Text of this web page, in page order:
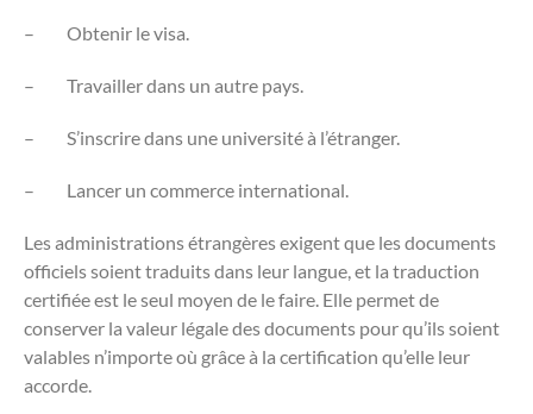
– Obtenir le visa.
– Travailler dans un autre pays.
– S’inscrire dans une université à l’étranger.
– Lancer un commerce international.
Les administrations étrangères exigent que les documents
officiels soient traduits dans leur langue, et la traduction
certifiée est le seul moyen de le faire. Elle permet de
conserver la valeur légale des documents pour qu’ils soient
valables n’importe où grâce à la certification qu’elle leur
accorde.